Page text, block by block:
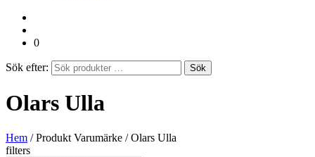
0
Sök efter: Sök
Olars Ulla
Hem / Produkt Varumärke / Olars Ulla
filters